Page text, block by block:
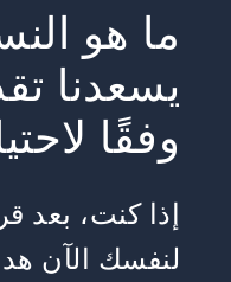
ما هو
يسعدنا
وفقًا
إذا كنت، بعد
لنفسك الآن